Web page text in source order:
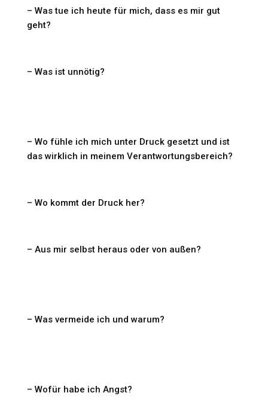
– Was tue ich heute für mich, dass es mir gut
geht?
– Was ist unnötig?
– Wo fühle ich mich unter Druck gesetzt und ist
das wirklich in meinem Verantwortungsbereich?
– Wo kommt der Druck her?
– Aus mir selbst heraus oder von außen?
– Was vermeide ich und warum?
– Wofür habe ich Angst?